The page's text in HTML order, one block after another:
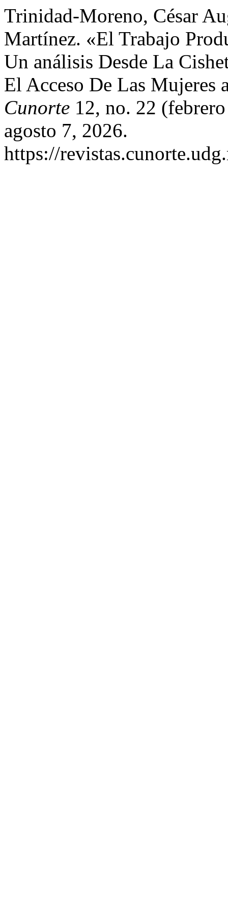
Trinidad-Moreno, César
Martínez. «El Trabajo
Un análisis Desde La
El Acceso De Las Mujeres
Cunorte 12, no. 22
agosto 7, 2026.
https://